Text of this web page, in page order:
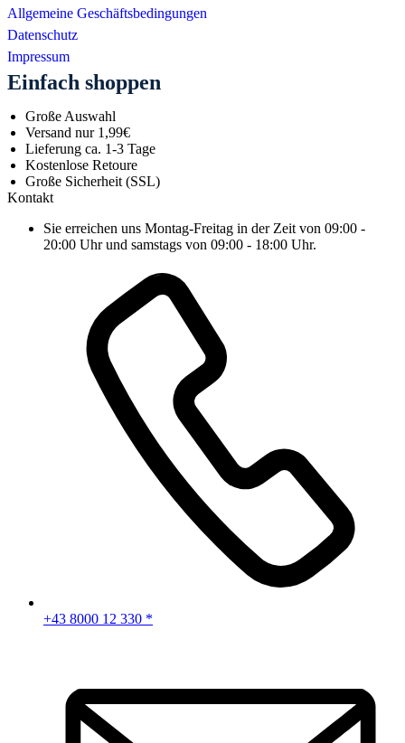
Allgemeine Geschäftsbedingungen
Datenschutz
Impressum
Einfach shoppen
Große Auswahl
Versand nur 1,99€
Lieferung ca. 1-3 Tage
Kostenlose Retoure
Große Sicherheit (SSL)
Kontakt
Sie erreichen uns Montag-Freitag in der Zeit von 09:00 -
20:00 Uhr und samstags von 09:00 - 18:00 Uhr.
+43 8000 12 330 *